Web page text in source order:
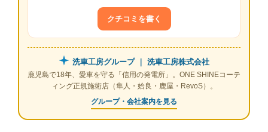
クチコミを書く
洗車工房グループ ｜ 洗車工房株式会社
鹿児島で18年、愛車を守る「信用の発電所」。ONE SHINEコーテ
ィング正規施術店（隼人・姶良・鹿屋・RevoS）。
グループ・会社案内を見る